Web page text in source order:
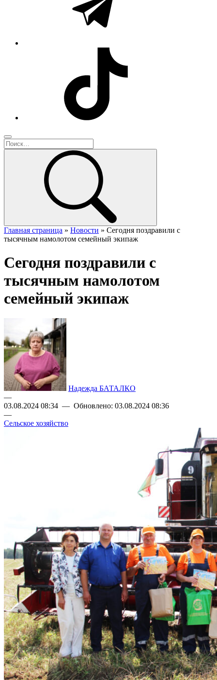
Главная страница » Новости » Сегодня поздравили с
тысячным намолотом семейный экипаж
Сегодня поздравили с
тысячным намолотом
семейный экипаж
Надежда БАТАЛКО
—
03.08.2024 08:34 — Обновлено: 03.08.2024 08:36
—
Сельское хозяйство